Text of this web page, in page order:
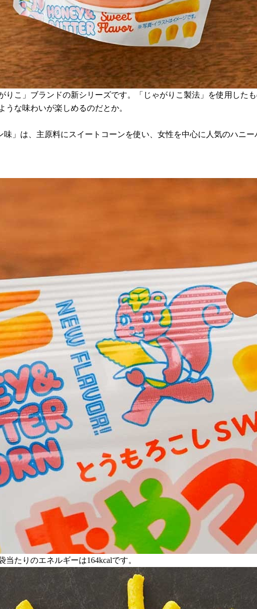
りこ」ブランドの新シリーズです。「じゃがりこ製法」を使用した
な味わいが楽しめるのだとか。
」は、主原料にスイートコーンを使い、女性を中心に人気のハニ
たりのエネルギーは164kcalです。